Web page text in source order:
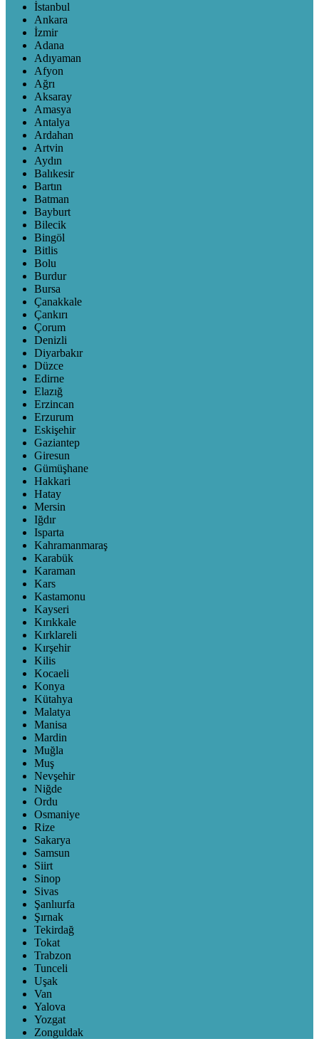
İstanbul
Ankara
İzmir
Adana
Adıyaman
Afyon
Ağrı
Aksaray
Amasya
Antalya
Ardahan
Artvin
Aydın
Balıkesir
Bartın
Batman
Bayburt
Bilecik
Bingöl
Bitlis
Bolu
Burdur
Bursa
Çanakkale
Çankırı
Çorum
Denizli
Diyarbakır
Düzce
Edirne
Elazığ
Erzincan
Erzurum
Eskişehir
Gaziantep
Giresun
Gümüşhane
Hakkari
Hatay
Mersin
Iğdır
Isparta
Kahramanmaraş
Karabük
Karaman
Kars
Kastamonu
Kayseri
Kırıkkale
Kırklareli
Kırşehir
Kilis
Kocaeli
Konya
Kütahya
Malatya
Manisa
Mardin
Muğla
Muş
Nevşehir
Niğde
Ordu
Osmaniye
Rize
Sakarya
Samsun
Siirt
Sinop
Sivas
Şanlıurfa
Şırnak
Tekirdağ
Tokat
Trabzon
Tunceli
Uşak
Van
Yalova
Yozgat
Zonguldak